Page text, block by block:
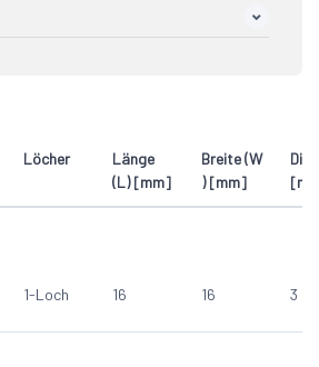
Löcher
Länge
(L) [mm]
Breite (W
) [mm]
1-Loch 16 16 3